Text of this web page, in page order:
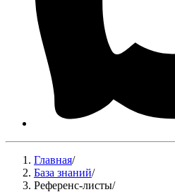
Главная/
База знаний/
Референс-листы/